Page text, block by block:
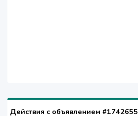
Действия с объявлением #1742655